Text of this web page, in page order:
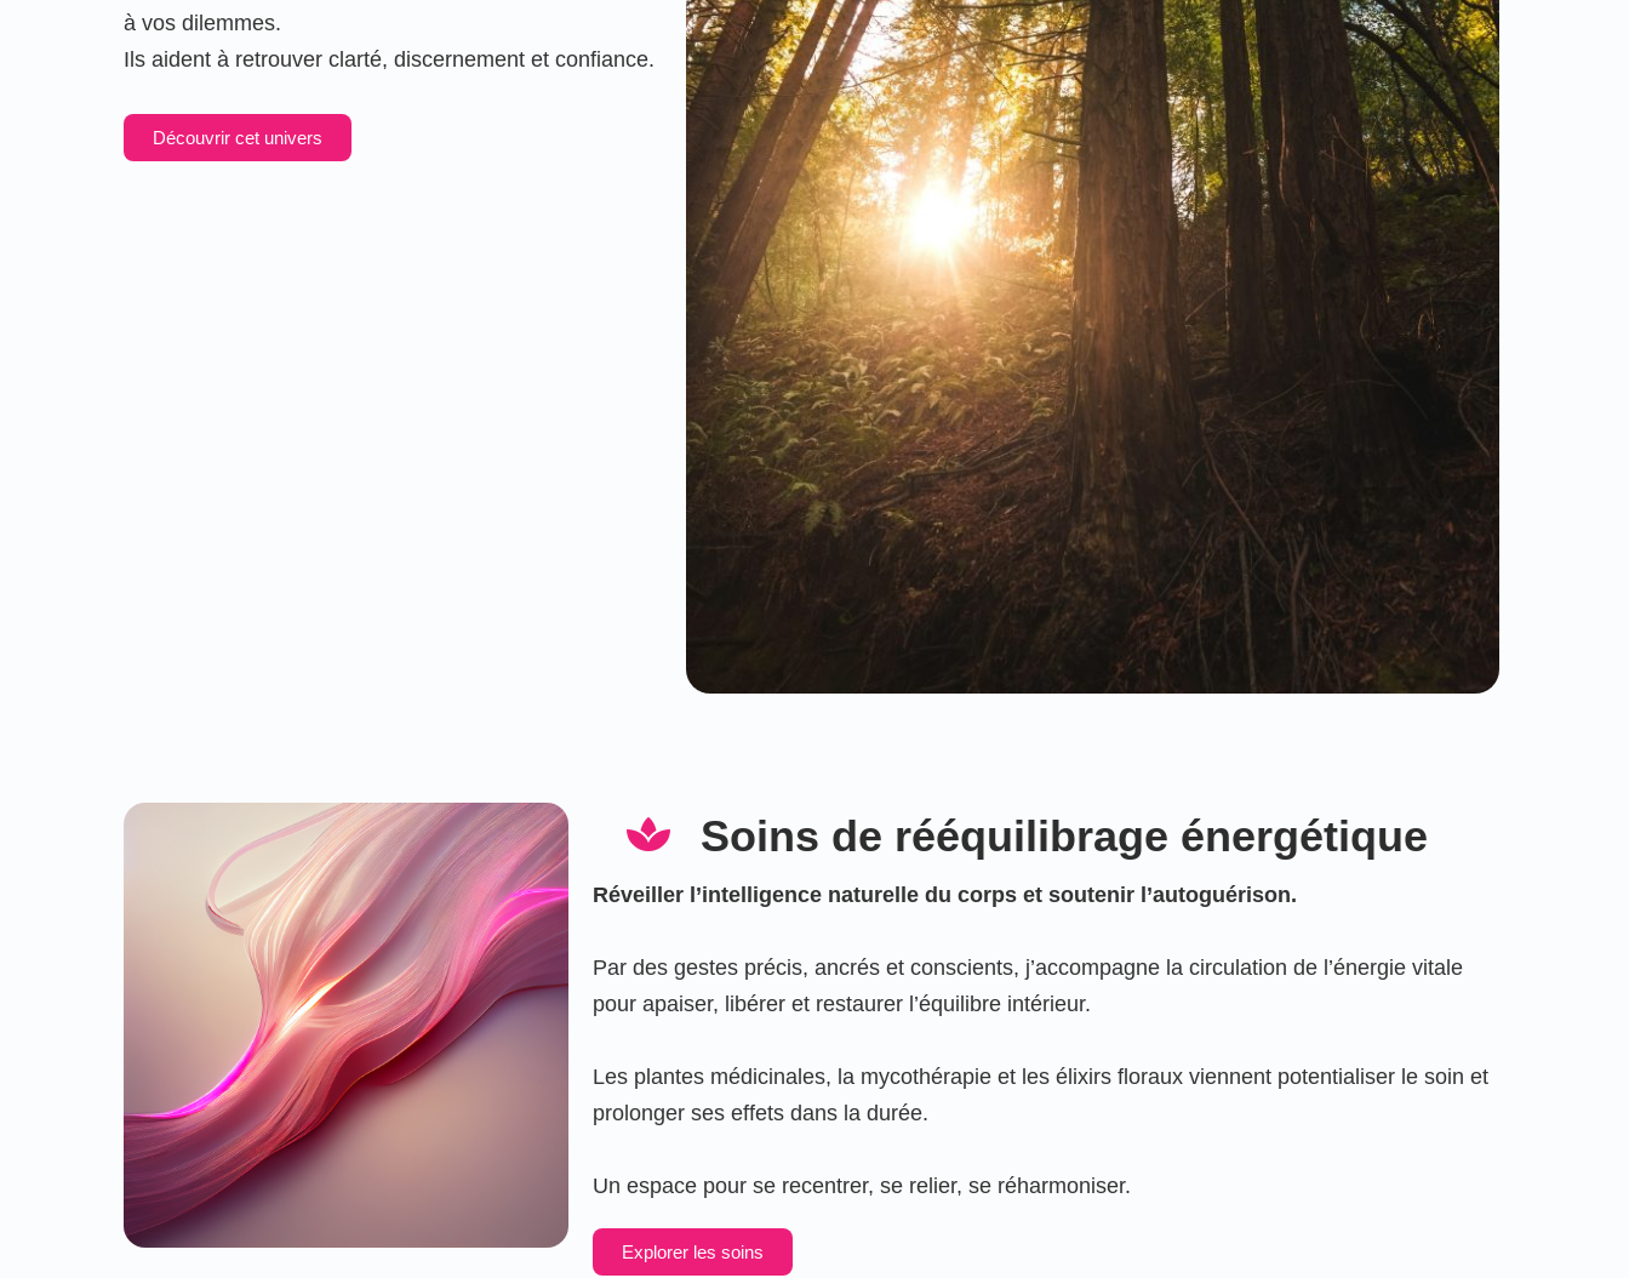
à vos dilemmes.
Ils aident à retrouver clarté, discernement et confiance.
Découvrir cet univers
Soins de rééquilibrage énergétique
Réveiller l’intelligence naturelle du corps et soutenir l’autoguérison.
Par des gestes précis, ancrés et conscients, j’accompagne la circulation de l’énergie vitale
pour apaiser, libérer et restaurer l’équilibre intérieur.
Les plantes médicinales, la mycothérapie et les élixirs floraux viennent potentialiser le soin et
prolonger ses effets dans la durée.
Un espace pour se recentrer, se relier, se réharmoniser.
Explorer les soins
Inscrivez vous à notre
liste de diffusion